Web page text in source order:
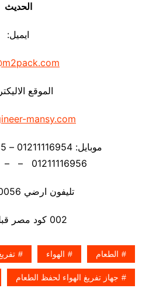
الحديث
ايميل:
الموقع
mansy.com
تليفون ارضي 0225880056
002 كود مصر قبل الرقم
الطعام الهواء
جهاز تفريغ الهواء لحفظ الطعام